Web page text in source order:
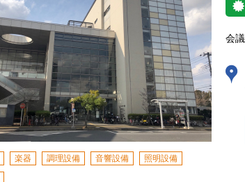
楽器 調理設備 音響設備
照明設備
会